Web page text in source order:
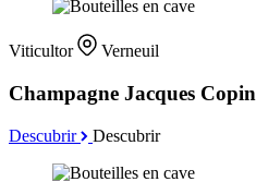
Viticultor Verneuil
Champagne Jacques Copin
Descubrir Descubrir